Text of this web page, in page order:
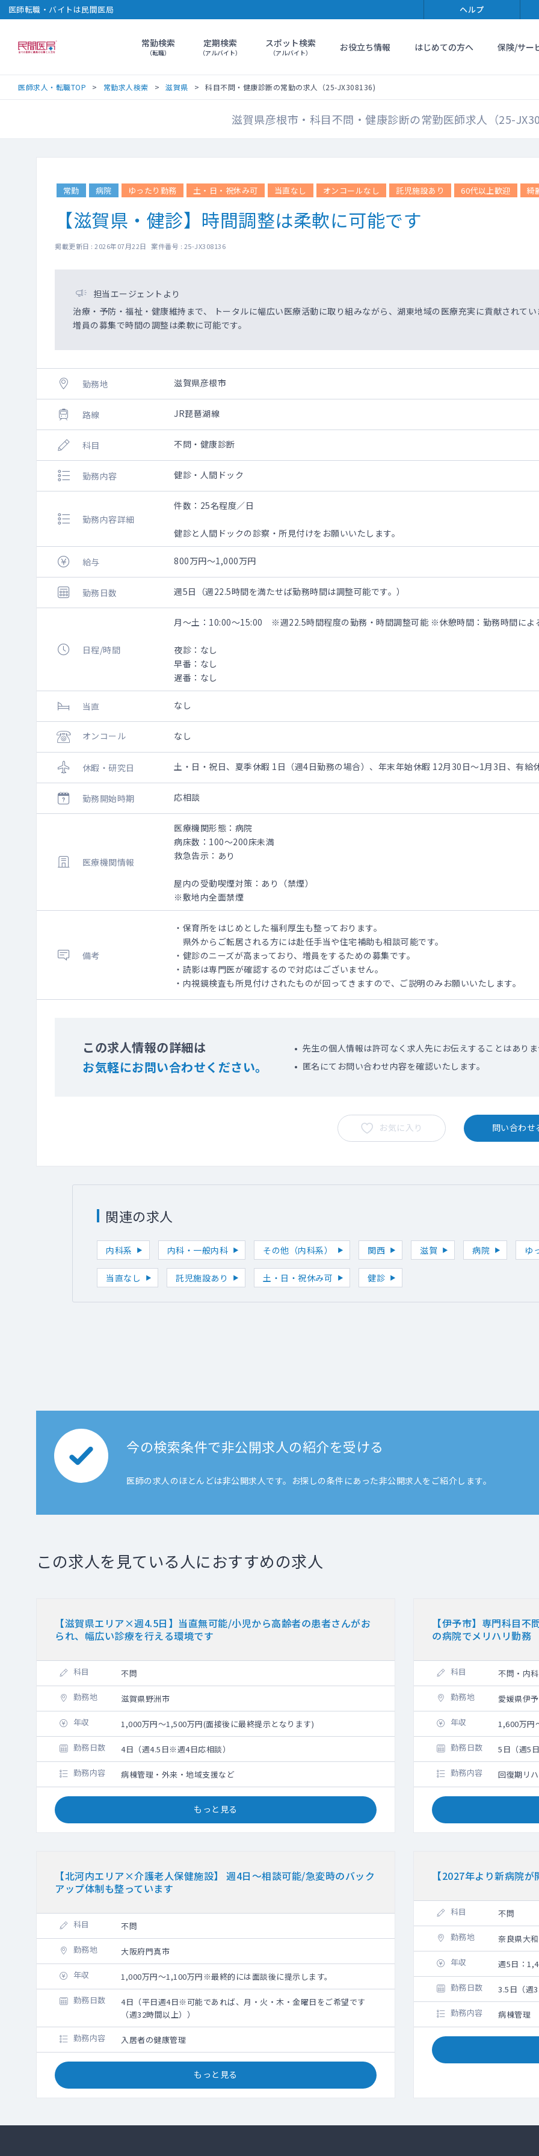
医師転職・バイトは民間医局 ヘルプ
民間医局常勤検索
（転職）
定期検索
（アルバイト）
スポット検索
（アルバイト） お役立ち情報 はじめての方へ 保険/サー
医師求人・転職TOP 常勤求人検索 滋賀県 科目不問・健康診断の常勤の求人（25-JX308136)
滋賀県彦根市・科目不問・健康診断の常勤医師求人（25-
常勤 病院 ゆったり勤務 土・日・祝休み可 当直なし オンコールなし 託児施設あり 60代以上歓迎 綺
【滋賀県・健診】時間調整は柔軟に可能です
掲載更新日 : 2026年07月22日 案件番号 : 25-JX308136
担当エージェントより
治療・予防・福祉・健康維持まで、 トータルに幅広い医療活動に取り組みながら、湖東地域の医療充実に貢献されてい
増員の募集で時間の調整は柔軟に可能です。
勤務地 滋賀県彦根市
路線 JR琵琶湖線
科目 不問・健康診断
勤務内容 健診・人間ドック
勤務内容詳細
件数：25名程度／日
健診と人間ドックの診察・所見付けをお願いいたします。
給与 800万円～1,000万円
勤務日数 週5日（週22.5時間を満たせば勤務時間は調整可能です。）
日程/時間
月～土：10:00～15:00 ※週22.5時間程度の勤務・時間調整可能 ※休憩時間：勤務時間によ
夜診：なし
早番：なし
遅番：なし
当直 なし
オンコール なし
休暇・研究日 土・日・祝日、夏季休暇 1日（週4日勤務の場合）、年末年始休暇 12月30日～1月3日、有給
勤務開始時期 応相談
医療機関情報
医療機関形態：病院
病床数：100～200床未満
救急告示：あり
屋内の受動喫煙対策：あり（禁煙）
※敷地内全面禁煙
備考
・保育所をはじめとした福利厚生も整っております。
県外からご転居される方には赴任手当や住宅補助も相談可能です。
・健診のニーズが高まっており、増員をするための募集です。
・読影は専門医が確認するので対応はございません。
・内視鏡検査も所見付けされたものが回ってきますので、ご説明のみお願いいたします。
この求人情報の詳細は
お気軽にお問い合わせください。
先生の個人情報は許可なく求人先にお伝えすることはあり
匿名にてお問い合わせ内容を確認いたします。
お気に入り 問い合わせ
関連の求人
内科系 内科・一般内科 その他（内科系） 関西 滋賀 病院 ゆ
当直なし 託児施設あり 土・日・祝休み可 健診
今の検索条件で非公開求人の紹介を受ける
医師の求人のほとんどは非公開求人です。お探しの条件にあった非公開求人をご紹介します。
この求人を見ている人におすすめの求人
【滋賀県エリア×週4.5日】当直無可能/小児から高齢者の患者さんがお
られ、幅広い診療を行える環境です
科目 不問
勤務地 滋賀県野洲市
年収 1,000万円～1,500万円(面接後に最終提示となります)
勤務日数 4日（週4.5日※週4日応相談）
勤務内容 病棟管理・外来・地域支援など
もっと見る
【伊予市】専門科目
の病院でメリハリ勤務
科目 不問・内科
勤務地 愛媛県伊
年収 1,600万円
勤務日数 5日（週5
勤務内容 回復期リ
【北河内エリア×介護老人保健施設】 週4日～相談可能/急変時のバック
アップ体制も整っています
科目 不問
勤務地 大阪府門真市
年収 1,000万円～1,100万円※最終的には面談後に提示します。
勤務日数
4日（平日週4日※可能であれば、月・火・木・金曜日をご希望です
（週32時間以上））
勤務内容 入居者の健康管理
もっと見る
【2027年より新病院
科目 不問
勤務地 奈良県大
年収 週5日：
勤務日数 3.5日（週
勤務内容 病棟管理